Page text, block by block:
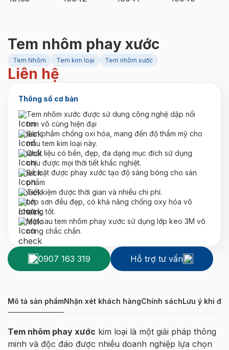
Tem nhôm phay xước
Tem Nhôm Tem kim loại Tem nhôm xước
Liên hệ
Thông số cơ bản
Tem nhôm xước được sử dung công nghệ dập nổi
tem vô cùng hiện đại
Sản phẩm chống oxi hóa, mang đến độ thẩm mỹ cho
mẫu tem kim loại này.
Chất liệu có bền, đẹp, đa dạng mục đích sử dụng
chịu được mọi thời tiết khắc nghiệt.
Bề mặt được phay xước tạo độ sáng bóng cho sản
phẩm
Tiết kiệm được thời gian và nhiều chi phí.
Lớp sơn đều đẹp, có khả năng chống oxy hóa vô
cùng tốt.
Mặt sau tem nhôm phay xước sử dụng lớp keo 3M vô
cùng chắc chắn.
0907 163 319 Hỗ trợ tư vấn
Mô tả sản phẩmNhận xét khách hàngChính sáchLưu ý khi
Tem nhôm phay xước kim loại là một giải pháp thông
minh và độc đáo được nhiều doanh nghiệp lựa chọn